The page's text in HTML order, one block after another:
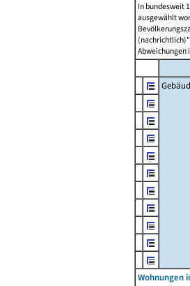
In bundesweit
ausgewählt
Abweichungen
Wohnungen